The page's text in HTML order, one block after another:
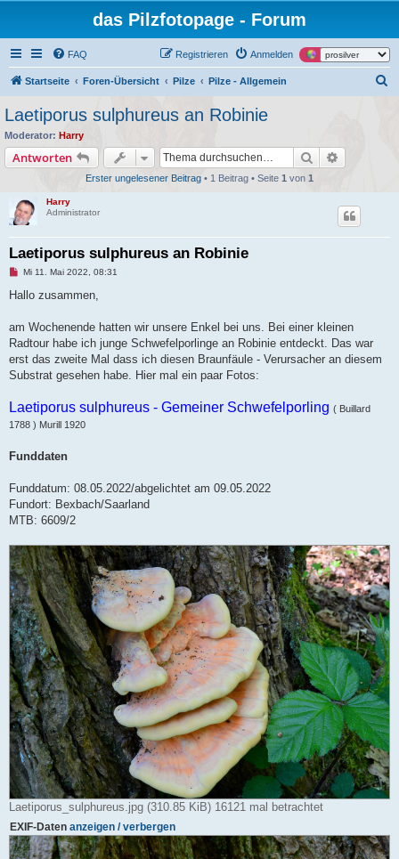
das Pilzfotopage - Forum
FAQ Anmelden
Registrieren
Startseite Foren-Übersicht Pilze Pilze - Allgemein
Laetiporus sulphureus an Robinie
Moderator: Harry
Antworten Suche
Erster ungelesener Beitrag • 1 Beitrag • Seite 1 von 1
Harry
Administrator
Laetiporus sulphureus an Robinie
U
g
e
e
n
r
i
t
r
g
Mi 11. Mai 2022, 08:31
Hallo zusammen,
am Wochenende hatten wir unsere Enkel bei uns. Bei einer kleinen
Radtour habe ich junge Schwefelporlinge an Robinie entdeckt. Das war
erst das zweite Mal dass ich diesen Braunfäule - Verursacher an diesem
Substrat gesehen habe. Hier mal ein paar Fotos:
Laetiporus sulphureus - Gemeiner Schwefelporling ( Buillard
1788 ) Murill 1920
Funddaten
Funddatum: 08.05.2022/abgelichtet am 09.05.2022
Fundort: Bexbach/Saarland
MTB: 6609/2
Laetiporus_sulphureus.jpg (310.85 KiB) 16121 mal betrachtet
EXIF-Daten anzeigen / verbergen